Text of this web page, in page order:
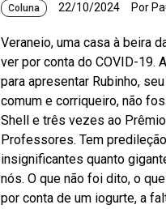
Coluna 22/10/2024 Por
Veraneio, uma casa à beira
ver por conta do COVID-19.
para apresentar Rubinho,
comum e corriqueiro, não
Shell e três vezes ao
Professores. Tem
insignificantes quanto
nós. O que não foi dito, o
por conta de um iogurte, a